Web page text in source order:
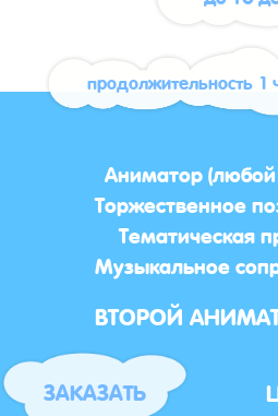
продолжительность 1
Аниматор
Торжественное
Тематическая
Музыкальное
ВТОРОЙ
ЗАКАЗАТЬ